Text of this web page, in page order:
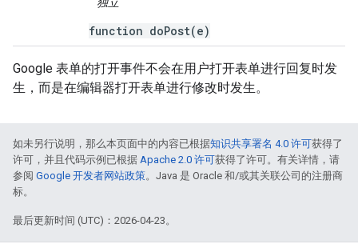
function doPost(e)
Google 表单的打开事件不会在用户打开表单进行回复时发
生，而是在编辑器打开表单进行修改时发生。
如未另行说明，那么本页面中的内容已根据知识共享署名 4.0 许可获得了
许可，并且代码示例已根据 Apache 2.0 许可获得了许可。有关详情，请
参阅 Google 开发者网站政策。Java 是 Oracle 和/或其关联公司的注册商
标。
最后更新时间 (UTC)：2026-04-23。